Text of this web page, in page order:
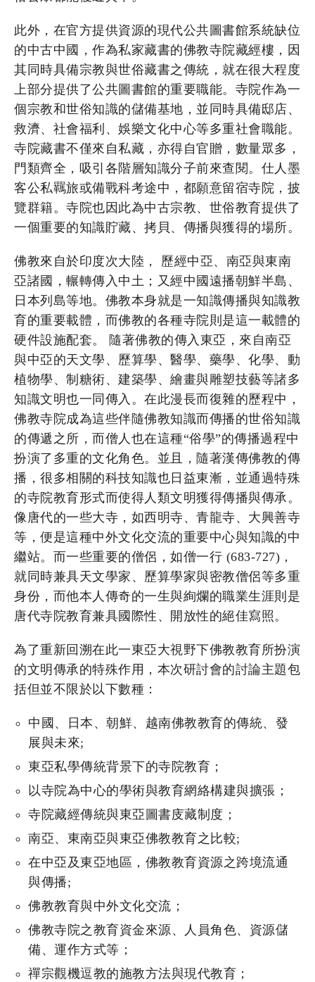
此外，在官方提供資源的現代公共圖書館系統缺位
的中古中國，作為私家藏書的佛教寺院藏經樓，因
其同時具備宗教與世俗藏書之傳統，就在很大程度
上部分提供了公共圖書館的重要職能。寺院作為一
個宗教和世俗知識的儲備基地，並同時具備邸店、
救濟、社會福利、娛樂文化中心等多重社會職能。
寺院藏書不僅來自私藏，亦得自官贈，數量眾多，
門類齊全，吸引各階層知識分子前來查閱。仕人墨
客公私羈旅或備戰科考途中，都願意留宿寺院，披
覽群籍。寺院也因此為中古宗教、世俗教育提供了
一個重要的知識貯藏、拷貝、傳播與獲得的場所。
佛教來自於印度次大陸， 歷經中亞、南亞與東南
亞諸國，輾轉傳入中土；又經中國遠播朝鮮半島、
日本列島等地。佛教本身就是一知識傳播與知識教
育的重要載體，而佛教的各種寺院則是這一載體的
硬件設施配套。 隨著佛教的傳入東亞，來自南亞
與中亞的天文學、歷算學、醫學、藥學、化學、動
植物學、制糖術、建築學、繪畫與雕塑技藝等諸多
知識文明也一同傳入。在此漫長而復雜的歷程中，
佛教寺院成為這些伴隨佛教知識而傳播的世俗知識
的傳遞之所，而僧人也在這種“俗學”的傳播過程中
扮演了多重的文化角色。並且，隨著漢傳佛教的傳
播，很多相關的科技知識也日益東漸，並通過特殊
的寺院教育形式而使得人類文明獲得傳播與傳承。
像唐代的一些大寺，如西明寺、青龍寺、大興善寺
等，便是這種中外文化交流的重要中心與知識的中
繼站。而一些重要的僧侶，如僧一行 (683-727)，
就同時兼具天文學家、歷算學家與密教僧侶等多重
身份，而他本人傳奇的一生與絢爛的職業生涯則是
唐代寺院教育兼具國際性、開放性的絕佳寫照。
為了重新回溯在此一東亞大視野下佛教教育所扮演
的文明傳承的特殊作用，本次研討會的討論主題包
括但並不限於以下數種：
中國、日本、朝鮮、越南佛教教育的傳統、發
展與未來;
東亞私學傳統背景下的寺院教育；
以寺院為中心的學術與教育網絡構建與擴張；
寺院藏經傳統與東亞圖書庋藏制度；
南亞、東南亞與東亞佛教教育之比較;
在中亞及東亞地區，佛教教育資源之跨境流通
與傳播;
佛教教育與中外文化交流；
佛教寺院之教育資金來源、人員角色、資源儲
備、運作方式等；
禪宗觀機逗教的施教方法與現代教育；